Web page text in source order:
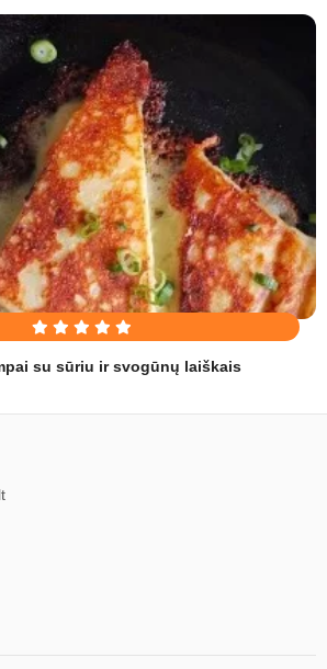
su sūriu ir svogūnų laiškais